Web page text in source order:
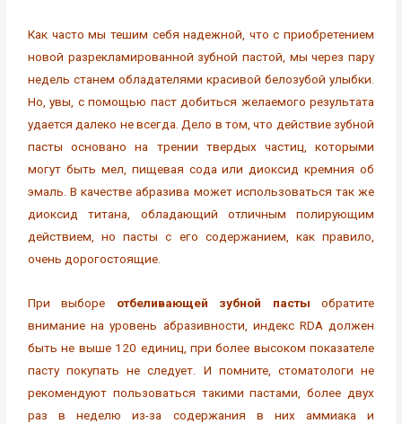
Как часто мы тешим себя надежной, что с приобретением
новой разрекламированной зубной пастой, мы через пару
недель станем обладателями красивой белозубой улыбки.
Но, увы, с помощью паст добиться желаемого результата
удается далеко не всегда. Дело в том, что действие зубной
пасты основано на трении твердых частиц, которыми
могут быть мел, пищевая сода или диоксид кремния об
эмаль. В качестве абразива может использоваться так же
диоксид титана, обладающий отличным полирующим
действием, но пасты с его содержанием, как правило,
очень дорогостоящие.
При выборе отбеливающей зубной пасты обратите
внимание на уровень абразивности, индекс RDA должен
быть не выше 120 единиц, при более высоком показателе
пасту покупать не следует. И помните, стоматологи не
рекомендуют пользоваться такими пастами, более двух
раз в неделю из-за содержания в них аммиака и